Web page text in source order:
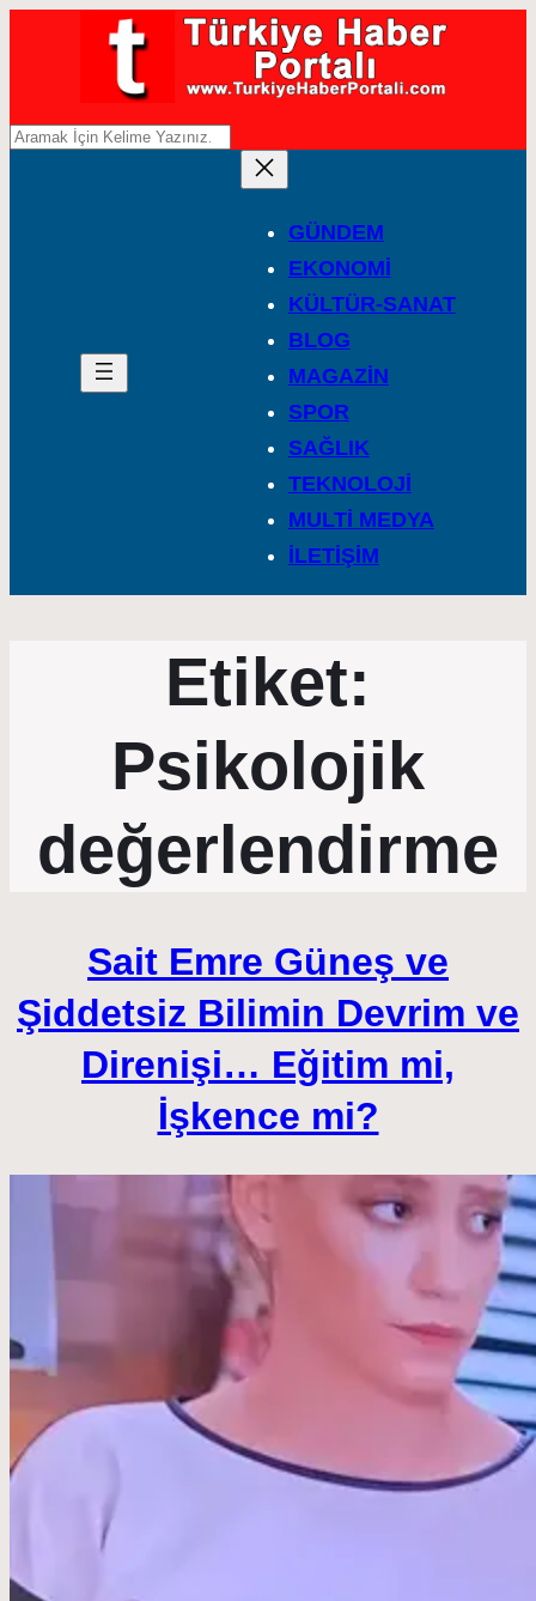
A
GÜNDEM
EKONOMİ
KÜLTÜR-SANAT
BLOG
MAGAZİN
SPOR
SAĞLIK
TEKNOLOJİ
MULTİ MEDYA
İLETİŞİM
Etiket:
Psikolojik
değerlendirme
Sait Emre Güneş ve
Şiddetsiz Bilimin Devrim ve
Direnişi… Eğitim mi,
İşkence mi?